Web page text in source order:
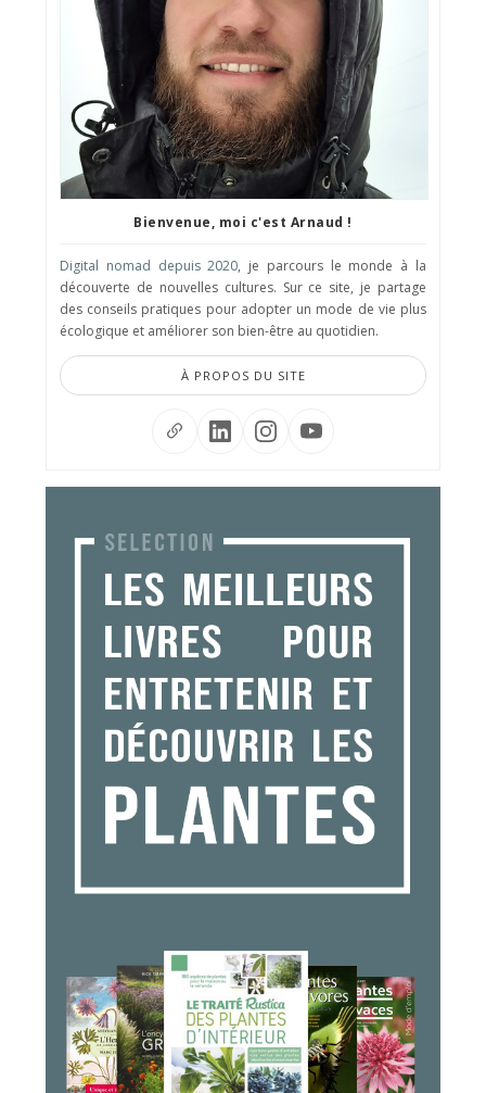
Bienvenue, moi c'est Arnaud !
Digital nomad depuis 2020, je parcours le monde à la
découverte de nouvelles cultures. Sur ce site, je partage
des conseils pratiques pour adopter un mode de vie plus
écologique et améliorer son bien-être au quotidien.
À PROPOS DU SITE